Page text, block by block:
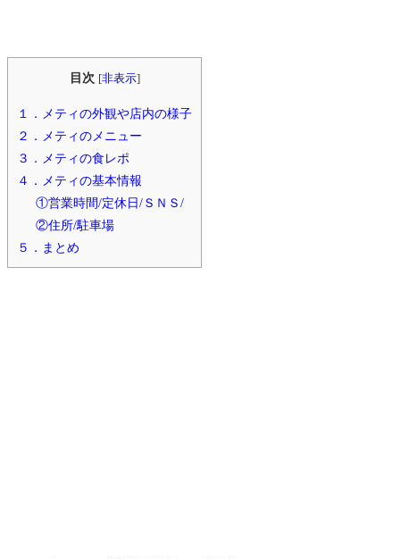
目次 [非表示]
１．メティの外観や店内の様子
２．メティのメニュー
３．メティの食レポ
４．メティの基本情報
①営業時間/定休日/ＳＮＳ/
②住所/駐車場
５．まとめ